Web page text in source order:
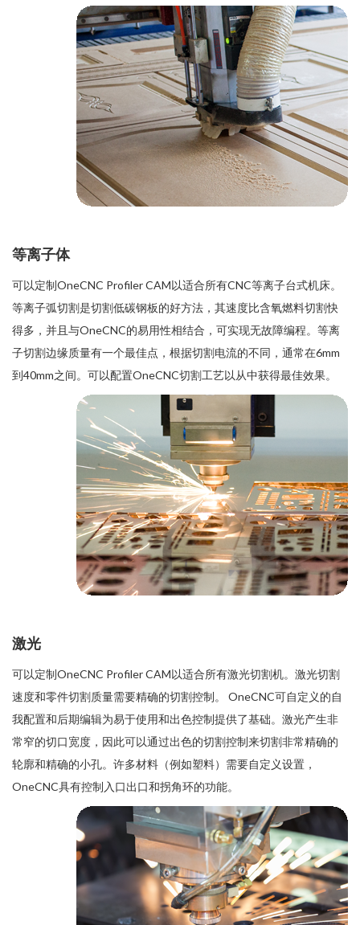
等离子体
可以定制OneCNC Profiler CAM以适合所有CNC等离子台式机床。
等离子弧切割是切割低碳钢板的好方法，其速度比含氧燃料切割快
得多，并且与OneCNC的易用性相结合，可实现无故障编程。等离
子切割边缘质量有一个最佳点，根据切割电流的不同，通常在6mm
到40mm之间。可以配置OneCNC切割工艺以从中获得最佳效果。
激光
可以定制OneCNC Profiler CAM以适合所有激光切割机。激光切割
速度和零件切割质量需要精确的切割控制。 OneCNC可自定义的自
我配置和后期编辑为易于使用和出色控制提供了基础。激光产生非
常窄的切口宽度，因此可以通过出色的切割控制来切割非常精确的
轮廓和精确的小孔。许多材料（例如塑料）需要自定义设置，
OneCNC具有控制入口出口和拐角环的功能。